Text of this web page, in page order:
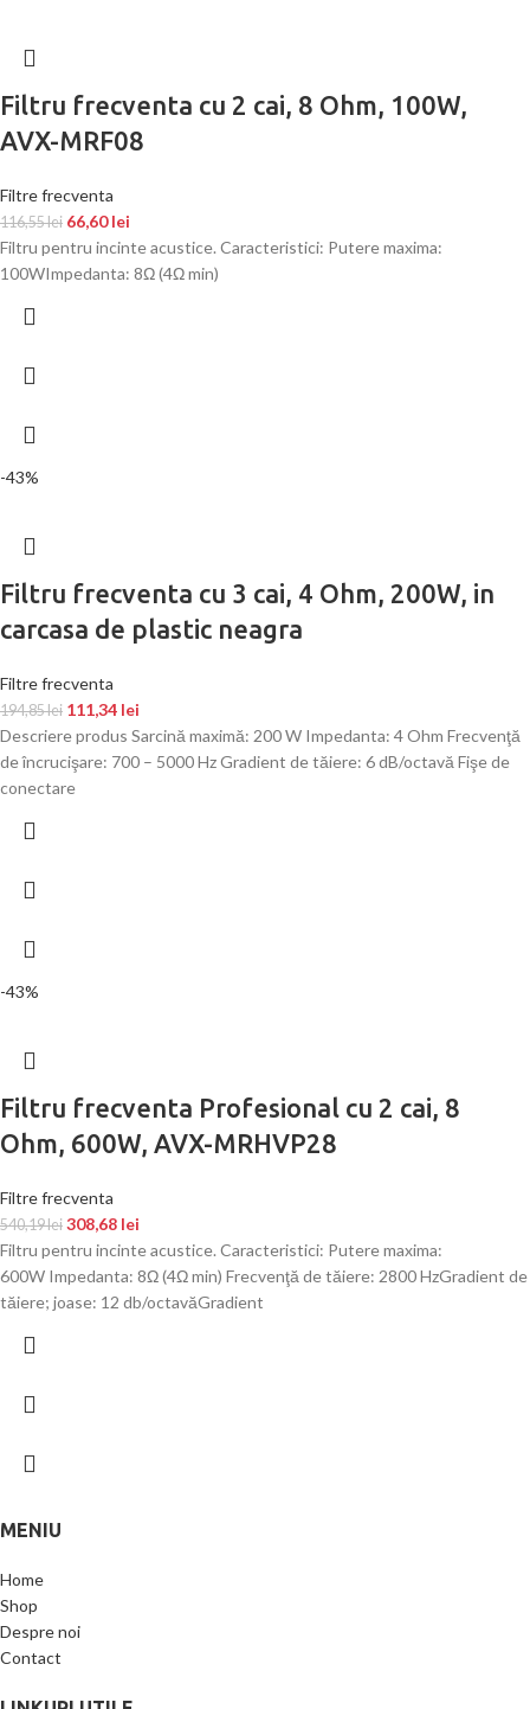
Filtru frecventa cu 2 cai, 8 Ohm, 100W,
AVX-MRF08
Filtre frecventa
116,55lei 66,60lei
Filtru pentru incinte acustice. Caracteristici: Putere maxima:
100WImpedanta: 8Ω (4Ω min)
-43%
Filtru frecventa cu 3 cai, 4 Ohm, 200W, in
carcasa de plastic neagra
Filtre frecventa
194,85lei 111,34 lei
Descriere produs Sarcină maximă: 200 W Impedanta: 4 Ohm Frecvenţă
de încrucişare: 700 – 5000 Hz Gradient de tăiere: 6 dB/octavă Fişe de
conectare
-43%
Filtru frecventa Profesional cu 2 cai, 8
Ohm, 600W, AVX-MRHVP28
Filtre frecventa
540,19lei 308,68 lei
Filtru pentru incinte acustice. Caracteristici: Putere maxima:
600W Impedanta: 8Ω (4Ω min) Frecvenţă de tăiere: 2800 HzGradient de
tăiere; joase: 12 db/octavăGradient
MENIU
Home
Shop
Despre noi
Contact